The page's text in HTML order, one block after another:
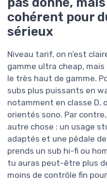
cohérent pour
sérieux
Niveau tarif, on n’est
gamme ultra cheap, mais
le très haut de gamme.
subs plus puissants en
notamment en classe D,
orientés sono. Par contre,
autre chose : un usage
adaptés et une pédale
prends un sub hi-fi ou
tu auras peut-être plus
moins de contrôle fin